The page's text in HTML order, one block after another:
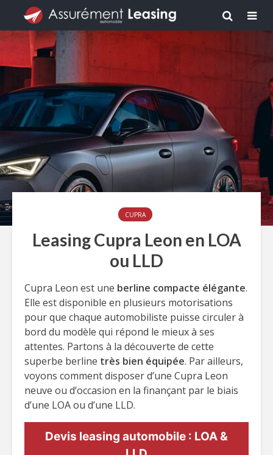
CUPRA
Leasing Cupra Leon en LOA
ou LLD
Cupra Leon est une berline compacte élégante.
Elle est disponible en plusieurs motorisations
pour que chaque automobiliste puisse circuler à
bord du modèle qui répond le mieux à ses
attentes. Partons à la découverte de cette
superbe berline très bien équipée. Par ailleurs,
voyons comment disposer d’une Cupra Leon
neuve ou d’occasion en la finançant par le biais
d’une LOA ou d’une LLD.